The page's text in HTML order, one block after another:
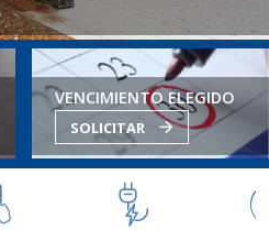
VENCIMIENTO ELEGIDO
SOLICITAR